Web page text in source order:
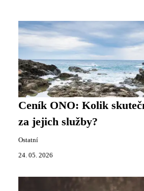
Ceník ONO: Kolik
za jejich služby?
Ostatní
24. 05. 2026